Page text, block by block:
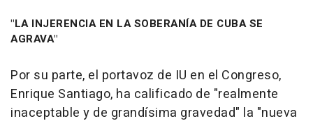
"LA INJERENCIA EN LA SOBERANÍA DE CUBA SE
AGRAVA"
Por su parte, el portavoz de IU en el Congreso,
Enrique Santiago, ha calificado de "realmente
inaceptable y de grandísima gravedad" la "nueva